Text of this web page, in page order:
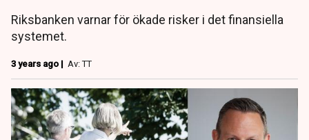
Riksbanken varnar för ökade risker i det finansiella
systemet.
3 years ago | Av: TT